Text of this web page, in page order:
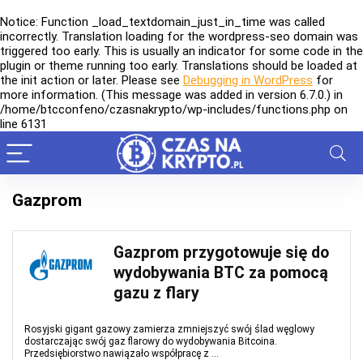
Notice: Function _load_textdomain_just_in_time was called
incorrectly. Translation loading for the wordpress-seo domain was
triggered too early. This is usually an indicator for some code in the
plugin or theme running too early. Translations should be loaded at
the init action or later. Please see Debugging in WordPress for
more information. (This message was added in version 6.7.0.) in
/home/btcconfeno/czasnakrypto/wp-includes/functions.php on
line 6131
Gazprom
Gazprom przygotowuje się do
wydobywania BTC za pomocą
gazu z flary
Rosyjski gigant gazowy zamierza zmniejszyć swój ślad węglowy
dostarczając swój gaz flarowy do wydobywania Bitcoina.
Przedsiębiorstwo nawiązało współpracę z ...